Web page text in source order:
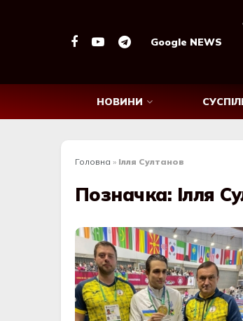
Google NEWS
НОВИНИ
Головна » Ілля Султанов
Позначка: Ілля